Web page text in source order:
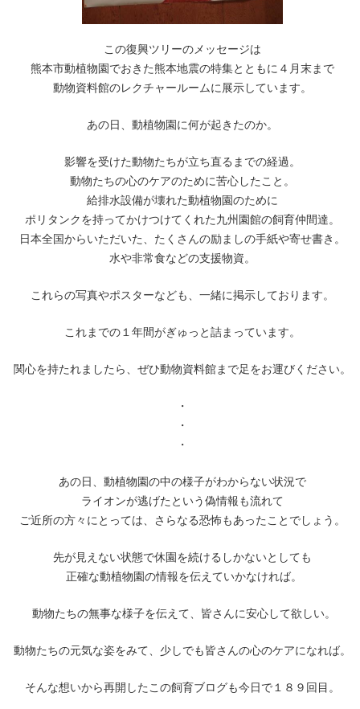
この復興ツリーのメッセージは
熊本市動植物園でおきた熊本地震の特集とともに４月末まで
動物資料館のレクチャールームに展示しています。
あの日、動植物園に何が起きたのか。
影響を受けた動物たちが立ち直るまでの経過。
動物たちの心のケアのために苦心したこと。
給排水設備が壊れた動植物園のために
ポリタンクを持ってかけつけてくれた九州園館の飼育仲間達。
日本全国からいただいた、たくさんの励ましの手紙や寄せ書き。
水や非常食などの支援物資。
これらの写真やポスターなども、一緒に掲示しております。
これまでの１年間がぎゅっと詰まっています。
関心を持たれましたら、ぜひ動物資料館まで足をお運びください。
・
・
・
あの日、動植物園の中の様子がわからない状況で
ライオンが逃げたという偽情報も流れて
ご近所の方々にとっては、さらなる恐怖もあったことでしょう。
先が見えない状態で休園を続けるしかないとしても
正確な動植物園の情報を伝えていかなければ。
動物たちの無事な様子を伝えて、皆さんに安心して欲しい。
動物たちの元気な姿をみて、少しでも皆さんの心のケアになれば。
そんな想いから再開したこの飼育ブログも今日で１８９回目。